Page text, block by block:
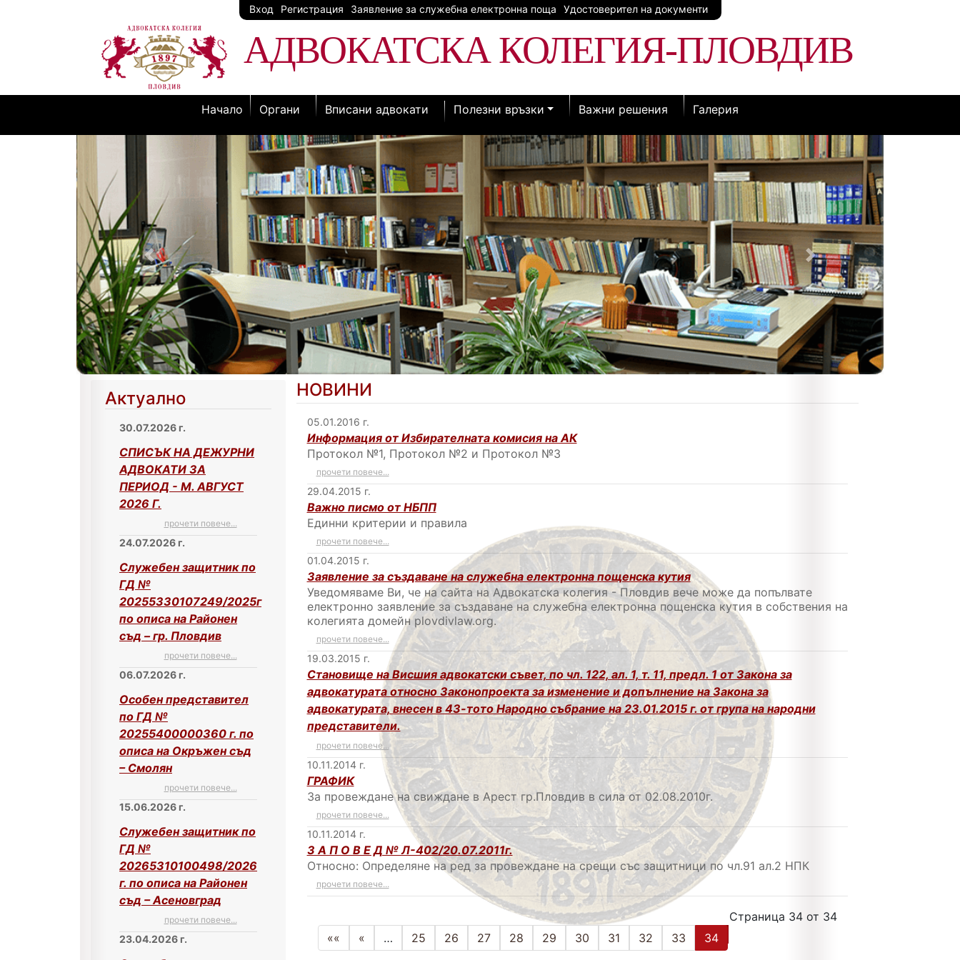
Вход Регистрация Заявление за служебна електронна поща
Удостоверител на документи
АДВОКАТСКА КОЛЕГИЯ-ПЛОВДИВ
Начало Органи Вписани адвокати Полезни връзки Важни решения Галерия
Previous Next
Актуално
30.07.2026 г.
СПИСЪК НА ДЕЖУРНИ
АДВОКАТИ ЗА
ПЕРИОД - М. АВГУСТ
2026 Г.
прочети повече...
24.07.2026 г.
Служебен защитник по
ГД №
20255330107249/2025г
по описа на Районен
съд – гр. Пловдив
прочети повече...
06.07.2026 г.
Особен представител
по ГД №
20255400000360 г. по
описа на Окръжен съд
– Смолян
прочети повече...
15.06.2026 г.
Служебен защитник по
ГД №
20265310100498/2026
г. по описа на Районен
съд – Асеновград
прочети повече...
23.04.2026 г.
НОВИНИ
05.01.2016 г.
Информация от Избирателната комисия на АК
Протокол №1, Протокол №2 и Протокол №3
прочети повече...
29.04.2015 г.
Важно писмо от НБПП
Единни критерии и правила
прочети повече...
01.04.2015 г.
Заявление за създаване на служебна електронна пощенска кутия
Уведомяваме Ви, че на сайта на Адвокатска колегия - Пловдив вече може да попълвате
електронно заявление за създаване на служебна електронна пощенска кутия в собствения на
колегията домейн plovdivlaw.org.
прочети повече...
19.03.2015 г.
Становище на Висшия адвокатски съвет, по чл. 122, ал. 1, т. 11, предл. 1 от Закона за
адвокатурата относно Законопроекта за изменение и допълнение на Закона за
адвокатурата, внесен в 43-тото Народно събрание на 23.01.2015 г. от група на народни
представители.
прочети повече...
10.11.2014 г.
ГРАФИК
За провеждане на свиждане в Арест гр.Пловдив в сила от 02.08.2010г.
прочети повече...
10.11.2014 г.
З А П О В Е Д № Л-402/20.07.2011г.
Относно: Определяне на ред за провеждане на срещи със защитници по чл.91 ал.2 НПК
прочети повече...
Страница 34 от 34
««
« … 25 26 27 28 29 30 31 32 33 34